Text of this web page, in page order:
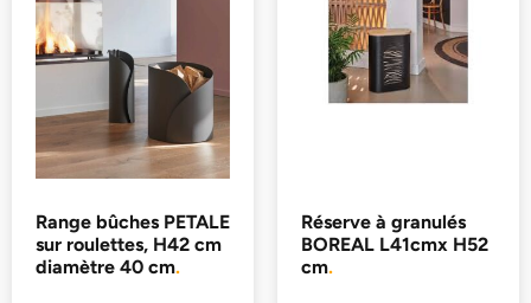
Range bûches PETALE
sur roulettes, H42 cm
diamètre 40 cm.
Réserve à granulés
BOREAL L41cmx H52
cm.